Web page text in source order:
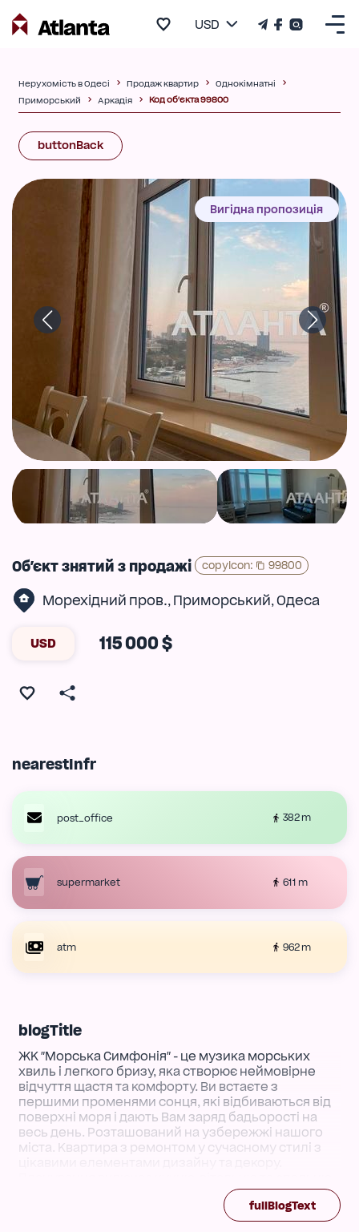
USD
Нерухомість в Одесі Продаж квартир
Однокімнатні
Приморський
Аркадія Код об'єкта 99800
buttonBack
Вигідна пропозиція
Об'єкт знятий з продажі copyIcon: 99800
Морехідний пров., Приморський, Одеса
USD 115 000 $
nearestInfr
post_office 382 m
supermarket 611 m
atm 962 m
blogTitle
ЖК "Морська Симфонія" - це музика морських
хвиль і легкого бризу, яка створює неймовірне
відчуття щастя та комфорту. Ви встаєте з
першими променями сонця, які відбиваються від
поверхні моря і дають Вам заряд бадьорості на
весь день. Розташований на узбережжі нашого
міста. Квартира з ремонтом у сучасному стилі з
Усю техніку та меблі надано провідними
виробниками. Все нове. У комплексі є підземний
паркінг. В двох хвилинах знаходиться всесвітньо
fullBlogText